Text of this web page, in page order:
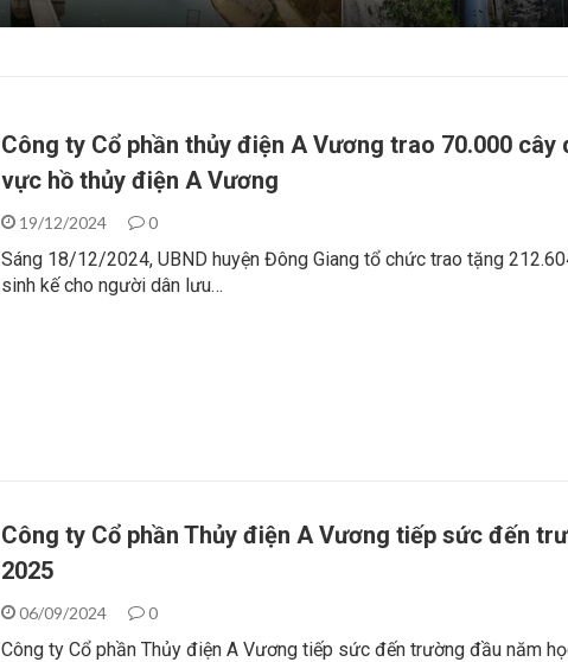
Công ty Cổ phần thủy điện A Vương trao 70.000
vực hồ thủy điện A Vương
19/12/2024 0
Sáng 18/12/2024, UBND huyện Đông Giang tổ chức trao tặng
sinh kế cho người dân lưu…
Công ty Cổ phần Thủy điện A Vương tiếp sức đến
2025
06/09/2024 0
Công ty Cổ phần Thủy điện A Vương tiếp sức đến trường đầu năm